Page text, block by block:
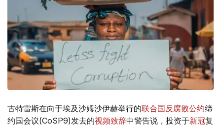
古特雷斯在向于埃及沙姆沙伊赫举行的联合国反腐败公约缔
约国会议(CoSP9)发去的视频致辞中警告说，投资于新冠复